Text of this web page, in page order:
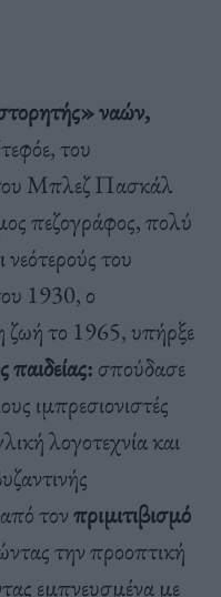
ναών,
του
Μπλεζ Πασκάλ
πεζογράφος, πολύ
νεότερούς του
1930, ο
ζωή το 1965, υπήρξε
παιδείας:σπούδασε
ιμπρεσιονιστές
λογοτεχνία και
τονπριμιτιβισμό
την προοπτική
εμπνευσμένα με